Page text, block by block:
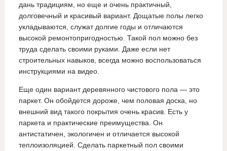
дань традициям, но еще и очень практичный,
долговечный и красивый вариант. Дощатые полы легко
укладываются, служат долгие годы и отличаются
высокой ремонтопригодностью. Такой пол можно без
труда сделать своими руками. Даже если нет
строительных навыков, всегда можно воспользоваться
инструкциями на видео.
Еще один вариант деревянного чистового пола — это
паркет. Он обойдется дороже, чем половая доска, но
внешний вид такого покрытия очень красив. Есть у
паркета и практические преимущества. Он
антистатичен, экологичен и отличается высокой
теплоизоляцией. Сделать паркетный пол своими